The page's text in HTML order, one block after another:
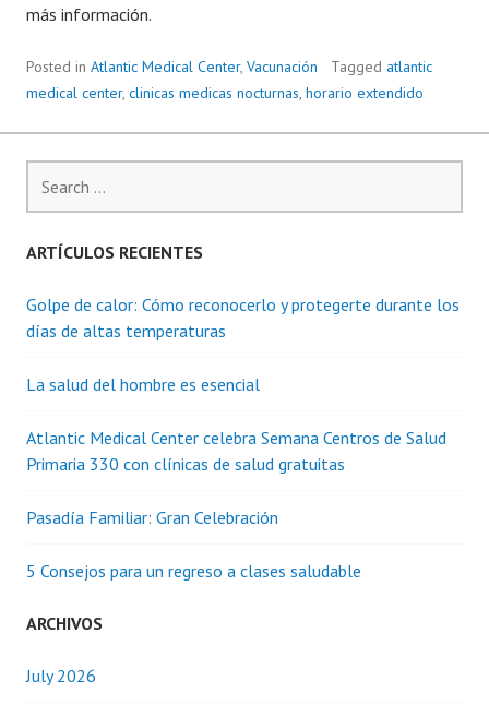
más información.
Posted in Atlantic Medical Center, Vacunación Tagged atlantic
medical center, clinicas medicas nocturnas, horario extendido
for:
ARTÍCULOS RECIENTES
Golpe de calor: Cómo reconocerlo y protegerte durante los
días de altas temperaturas
La salud del hombre es esencial
Atlantic Medical Center celebra Semana Centros de Salud
Primaria 330 con clínicas de salud gratuitas
Pasadía Familiar: Gran Celebración
5 Consejos para un regreso a clases saludable
ARCHIVOS
July 2026